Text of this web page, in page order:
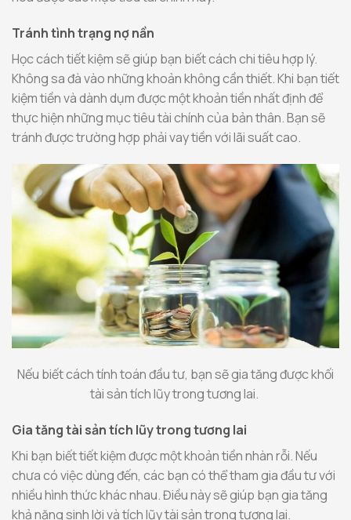
Tránh tình trạng nợ nần
Học cách tiết kiệm sẽ giúp bạn biết cách chi tiêu hợp lý.
Không sa đà vào những khoản không cần thiết. Khi bạn tiết
kiệm tiền và dành dụm được một khoản tiền nhất định để
thực hiện những mục tiêu tài chính của bản thân. Bạn sẽ
tránh được trường hợp phải vay tiền với lãi suất cao.
Nếu biết cách tính toán đầu tư, bạn sẽ gia tăng được khối
tài sản tích lũy trong tương lai.
Gia tăng tài sản tích lũy trong tương lai
Khi bạn biết tiết kiệm được một khoản tiền nhàn rỗi. Nếu
chưa có việc dùng đến, các bạn có thể tham gia đầu tư với
nhiều hình thức khác nhau. Điều này sẽ giúp bạn gia tăng
khả năng sinh lời và tích lũy tài sản trong tương lai.